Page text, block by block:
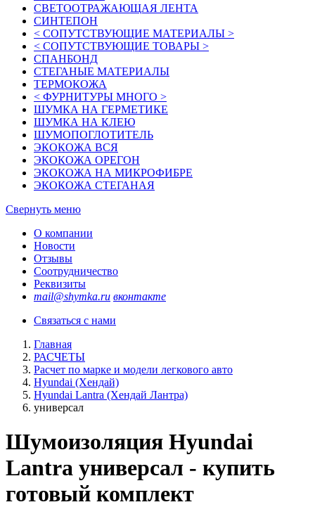
СВЕТООТРАЖАЮЩАЯ ЛЕНТА
СИНТЕПОН
< СОПУТСТВУЮЩИЕ МАТЕРИАЛЫ >
< СОПУТСТВУЮЩИЕ ТОВАРЫ >
СПАНБОНД
СТЕГАНЫЕ МАТЕРИАЛЫ
ТЕРМОКОЖА
< ФУРНИТУРЫ МНОГО >
ШУМКА НА ГЕРМЕТИКЕ
ШУМКА НА КЛЕЮ
ШУМОПОГЛОТИТЕЛЬ
ЭКОКОЖА ВСЯ
ЭКОКОЖА ОРЕГОН
ЭКОКОЖА НА МИКРОФИБРЕ
ЭКОКОЖА СТЕГАНАЯ
Свернуть меню
О компании
Новости
Отзывы
Соотрудничество
Реквизиты
mail@shymka.ru вконтакте
Связаться с нами
Главная
РАСЧЕТЫ
Расчет по марке и модели легкового авто
Hyundai (Хендай)
Hyundai Lantra (Хендай Лантра)
универсал
Шумоизоляция Hyundai
Lantra универсал - купить
готовый комплект